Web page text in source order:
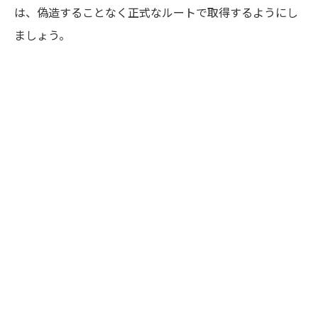
は、偽造することなく正式なルートで取得するようにし
ましょう。